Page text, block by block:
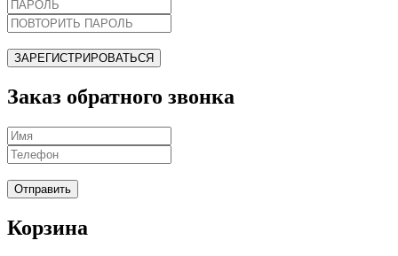
ЗАРЕГИСТРИРОВАТЬСЯ
Заказ обратного звонка
Отправить
Корзина